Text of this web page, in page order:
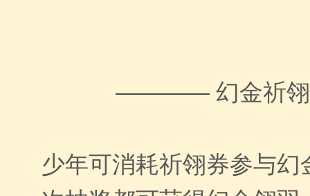
———— 幻金祈
少年可消耗祈翎券参与